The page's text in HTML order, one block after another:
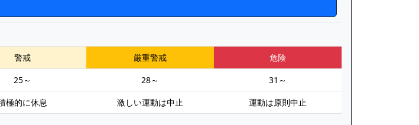
警戒 厳重警戒
危険
25～ 28～
31～
極的に休息 激しい運動は中止 運動は原則中止